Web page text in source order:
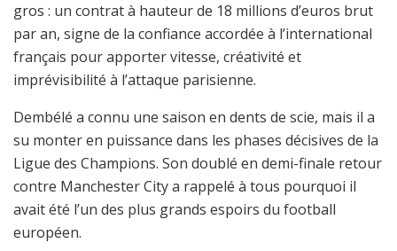
gros : un contrat à hauteur de 18 millions d’euros brut
par an, signe de la confiance accordée à l’international
français pour apporter vitesse, créativité et
imprévisibilité à l’attaque parisienne.
Dembélé a connu une saison en dents de scie, mais il a
su monter en puissance dans les phases décisives de la
Ligue des Champions. Son doublé en demi-finale retour
contre Manchester City a rappelé à tous pourquoi il
avait été l’un des plus grands espoirs du football
européen.